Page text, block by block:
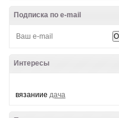
Подписка по e-mail
Интересы
вязаниие дача